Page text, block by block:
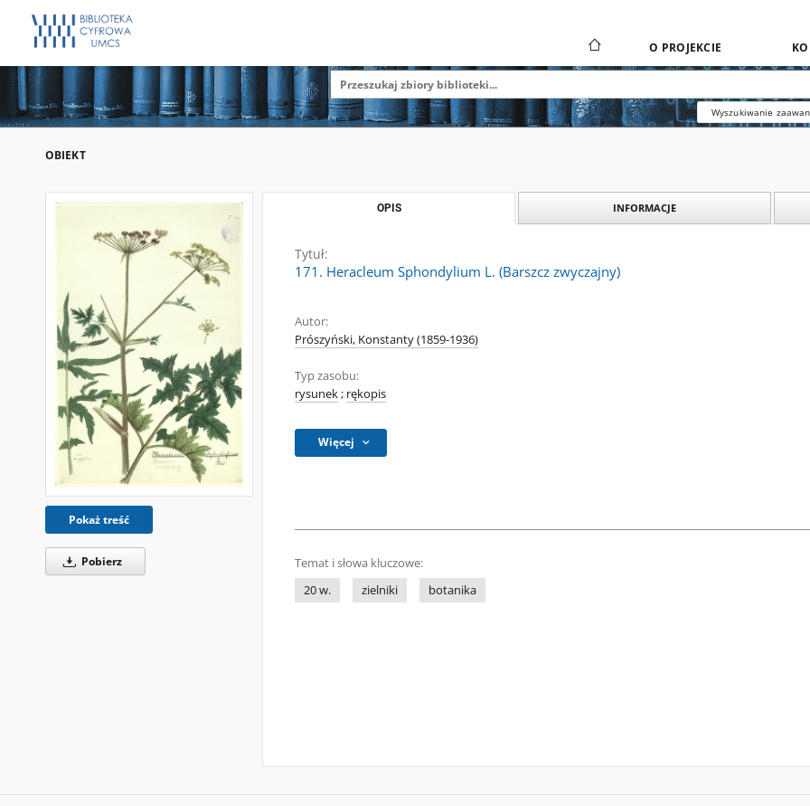
O PROJEKCIE
Wyszukiwanie
OBIEKT
Pokaż treść
Pobierz
OPIS INFORMACJE
Tytuł:
171. Heracleum Sphondylium L. (Barszcz zwyczajny)
Autor:
Prószyński, Konstanty (1859-1936)
Typ zasobu:
rysunek; rękopis
Więcej
Temat i słowa kluczowe:
20 w.
zielniki botanika